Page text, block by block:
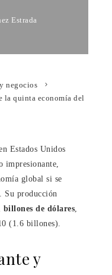
Estrada
negocios
la quinta economía del
Estados Unidos
impresionante,
global si se
Su producción
billones de dólares
(1.6 billones).
y